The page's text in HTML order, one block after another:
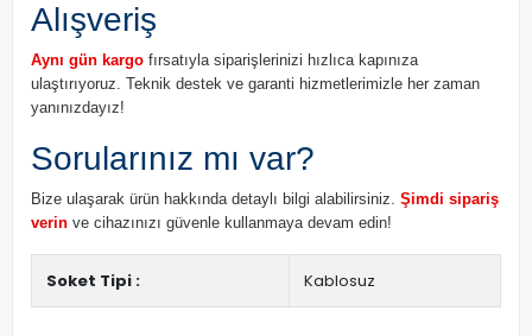
Alışveriş
Aynı gün kargo fırsatıyla siparişlerinizi hızlıca kapınıza
ulaştırıyoruz. Teknik destek ve garanti hizmetlerimizle her zaman
yanınızdayız!
Sorularınız mı var?
Bize ulaşarak ürün hakkında detaylı bilgi alabilirsiniz. Şimdi sipariş
verin ve cihazınızı güvenle kullanmaya devam edin!
Soket Tipi : Kablosuz